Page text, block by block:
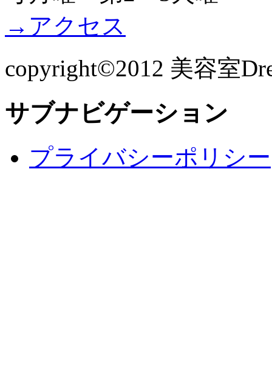
→アクセス
copyright©2012 美容室
サブナビゲーション
プライバシーポリシー